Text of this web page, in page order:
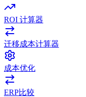
ROI 计算器
迁移成本计算器
成本优化
ERP比较